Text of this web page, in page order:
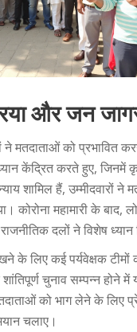
और जन
ने मतदाताओं को प्रभावित
ध्यान केंद्रित करते हुए, जिनमें
शामिल हैं, उम्मीदवारों ने
कोरोना महामारी के बाद,
दलों ने विशेष ध्यान
के लिए कई पर्यवेक्षक टीमों
शांतिपूर्ण चुनाव सम्पन्न होने
को भाग लेने के लिए
चलाए।